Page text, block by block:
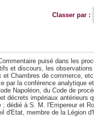
Classer par :
puisé dans les
et discours, les observations
et Chambres de commerce,
par la conférence analytique
Napoléon, du Code de
décrets impériaux antérieurs
dédié à S. M. l'Empereur et
d'Etat, membre de la Légion